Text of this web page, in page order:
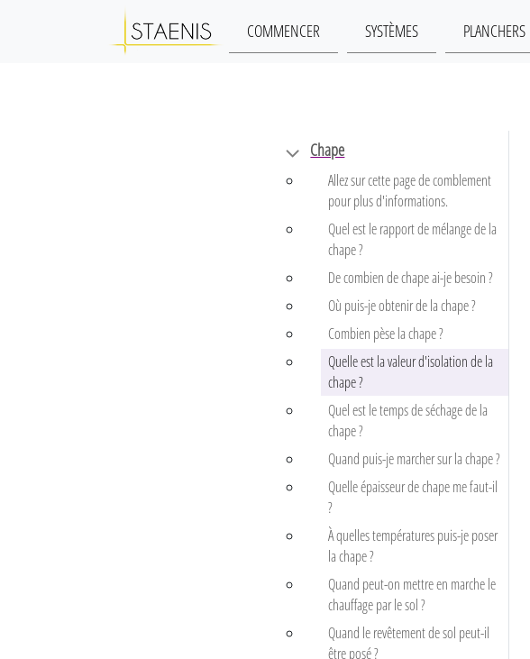
COMMENCER SYSTÈMES PLANCHERS
Chape
Allez sur cette page de comblement
pour plus d'informations.
Quel est le rapport de mélange de la
chape ?
De combien de chape ai-je besoin ?
Où puis-je obtenir de la chape ?
Combien pèse la chape ?
Quelle est la valeur d'isolation de la
chape ?
Quel est le temps de séchage de la
chape ?
Quand puis-je marcher sur la chape ?
Quelle épaisseur de chape me faut-il
?
À quelles températures puis-je poser
la chape ?
Quand peut-on mettre en marche le
chauffage par le sol ?
Quand le revêtement de sol peut-il
être posé ?